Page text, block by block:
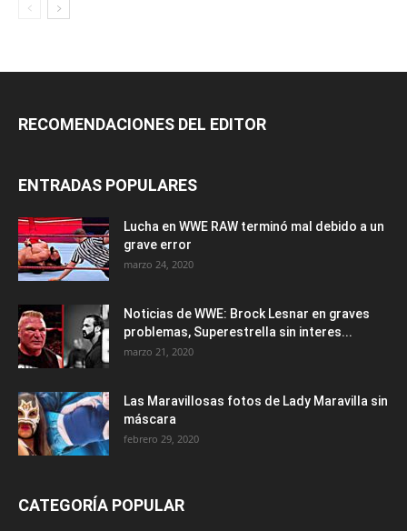
RECOMENDACIONES DEL EDITOR
ENTRADAS POPULARES
Lucha en WWE RAW terminó mal debido a un
grave error
marzo 24, 2020
Noticias de WWE: Brock Lesnar en graves
problemas, Superestrella sin interes...
marzo 21, 2020
Las Maravillosas fotos de Lady Maravilla sin
máscara
febrero 29, 2020
CATEGORÍA POPULAR